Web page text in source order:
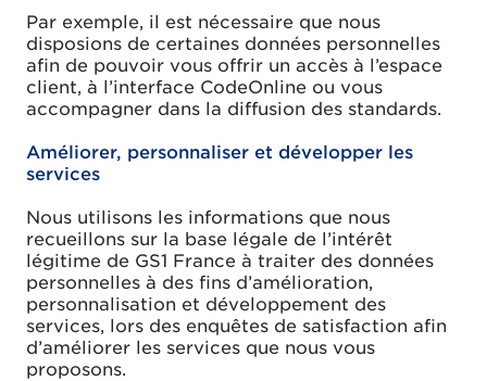
Par exemple, il est nécessaire que nous
disposions de certaines données personnelles
afin de pouvoir vous offrir un accès à l’espace
client, à l’interface CodeOnline ou vous
accompagner dans la diffusion des standards.
Améliorer, personnaliser et développer les
services
Nous utilisons les informations que nous
recueillons sur la base légale de l’intérêt
légitime de GS1 France à traiter des données
personnelles à des fins d’amélioration,
personnalisation et développement des
services, lors des enquêtes de satisfaction afin
d’améliorer les services que nous vous
proposons.